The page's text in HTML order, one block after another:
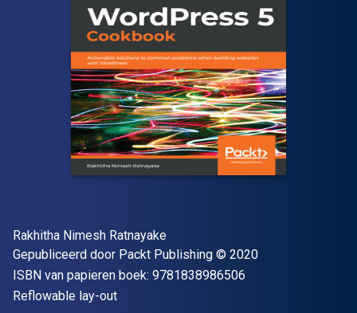
Auteur(s)
Rakhitha Nimesh Ratnayake
Uitgever
Gepubliceerd door Packt Publishing Copyright
© 2020
ISBN van papieren boek: 9781838986506
Indeling
Reflowable lay-out